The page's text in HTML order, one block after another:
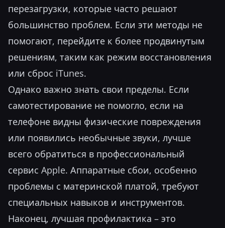
перезагрузки, которые часто решают
большинство проблем. Если эти методы не
помогают, перейдите к более продвинутым
решениям, таким как режим восстановления
или сброс iTunes.
Однако важно знать свои пределы. Если
самотестирование не помогло, если на
телефоне видны физические повреждения
или появились необычные звуки, лучше
всего обратиться в профессиональный
сервис Apple. Аппаратные сбои, особенно
проблемы с материнской платой, требуют
специальных навыков и инструментов.
Наконец, лучшая профилактика – это